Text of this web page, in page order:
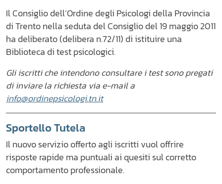
Il Consiglio dell’Ordine degli Psicologi della Provincia
di Trento nella seduta del Consiglio del 19 maggio 2011
ha deliberato (delibera n.72/11) di istituire una
Biblioteca di test psicologici.
Gli iscritti che intendono consultare i test sono pregati
di inviare la richiesta via e-mail a
info@ordinepsicologi.tn.it
Sportello Tutela
Il nuovo servizio offerto agli iscritti vuol offrire
risposte rapide ma puntuali ai quesiti sul corretto
comportamento professionale.